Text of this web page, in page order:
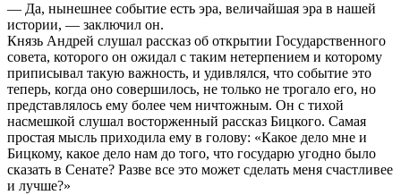
— Да, нынешнее событие есть эра, величайшая эра в нашей
истории, — заключил он.
Князь Андрей слушал рассказ об открытии Государственного
совета, которого он ожидал с таким нетерпением и которому
приписывал такую важность, и удивлялся, что событие это
теперь, когда оно совершилось, не только не трогало его, но
представлялось ему более чем ничтожным. Он с тихой
насмешкой слушал восторженный рассказ Бицкого. Самая
простая мысль приходила ему в голову: «Какое дело мне и
Бицкому, какое дело нам до того, что государю угодно было
сказать в Сенате? Разве все это может сделать меня счастливее
и лучше?»